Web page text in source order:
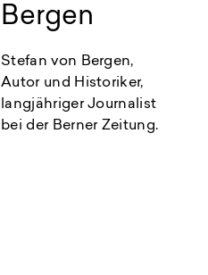
Bergen
Stefan von Bergen,
Autor und Historiker,
langjähriger Journalist
bei der Berner Zeitung.